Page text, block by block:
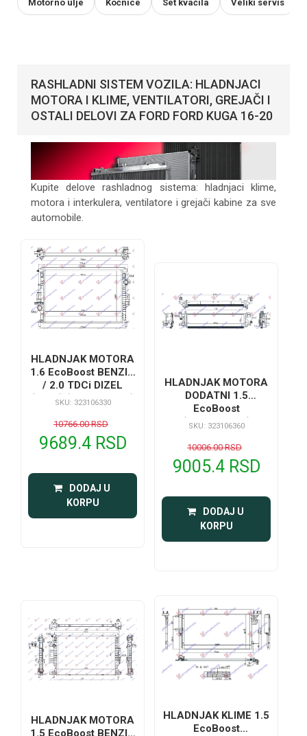
Motorno ulje Kočnice Set kvačila Veliki servis
RASHLADNI SISTEM VOZILA: HLADNJACI
MOTORA I KLIME, VENTILATORI, GREJAČI I
OSTALI DELOVI ZA FORD FORD KUGA 16-20
Kupite delove rashladnog sistema: hladnjaci klime,
motora i interkulera, ventilatore i grejači kabine za sve
automobile.
HLADNJAK MOTORA
1.6 EcoBoost BENZIN
/ 2.0 TDCi DIZEL
(MAN) (670x449x26)
SKU: 323106330
10766.00 RSD
9689.4 RSD
DODAJ U
KORPU
HLADNJAK MOTORA
DODATNI 1.5
EcoBoost
(665x142x56)
SKU: 323106360
10006.00 RSD
9005.4 RSD
DODAJ U
KORPU
HLADNJAK MOTORA
1.5 EcoBoost BENZIN
HLADNJAK KLIME 1.5
EcoBoost